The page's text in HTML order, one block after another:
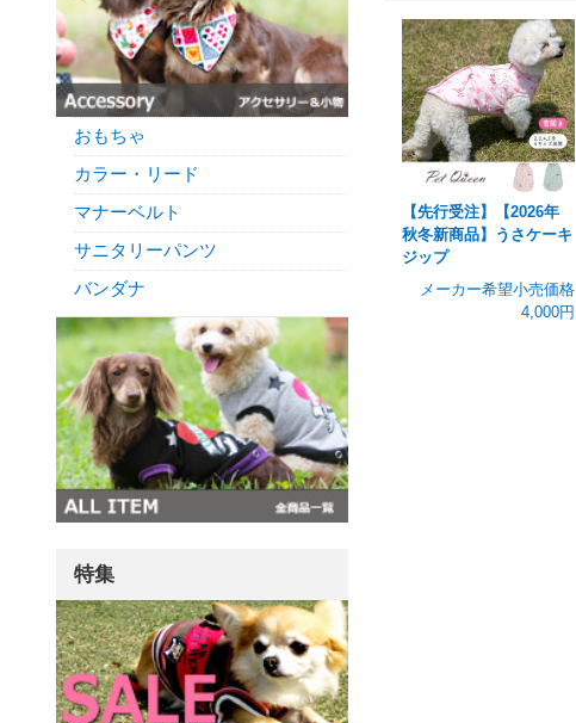
【先行受注】【2026年
秋冬新商品】うさケーキ
ジップ
メーカー希望小売価格
4,000円
おもちゃ
カラー・リード
マナーベルト
サニタリーパンツ
バンダナ
特集